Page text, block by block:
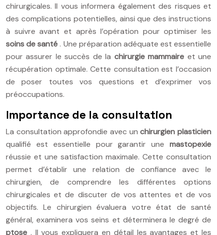
chirurgicales. Il vous informera également des risques et
des complications potentielles, ainsi que des instructions
à suivre avant et après l’opération pour optimiser les
soins de santé . Une préparation adéquate est essentielle
pour assurer le succès de la chirurgie mammaire et une
récupération optimale. Cette consultation est l’occasion
de poser toutes vos questions et d’exprimer vos
préoccupations.
Importance de la consultation
La consultation approfondie avec unchirurgien plasticien
qualifié est essentielle pour garantir une mastopexie
réussie et une satisfaction maximale. Cette consultation
permet d’établir une relation de confiance avec le
chirurgien, de comprendre les différentes options
chirurgicales et de discuter de vos attentes et de vos
objectifs. Le chirurgien évaluera votre état de santé
général, examinera vos seins et déterminera le degré de
ptose . Il vous expliquera en détail les avantages et les